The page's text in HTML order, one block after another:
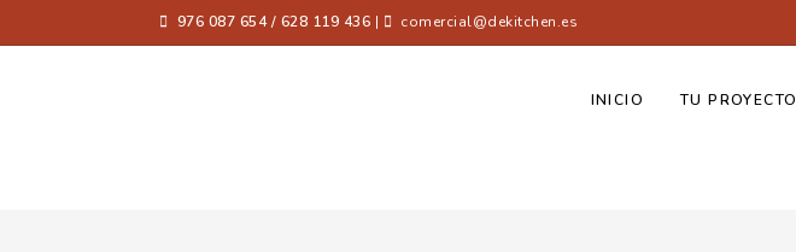
976 087 654 / 628 119 436 | comercial@dekitchen.es
INICIO TU PROYECTO